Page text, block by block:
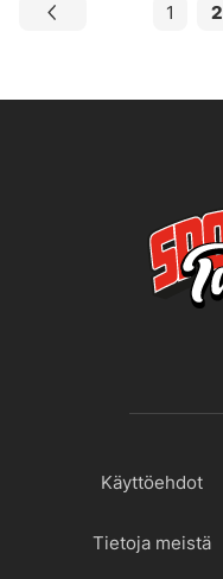
1 2
Käyttöehdot
Tietoja meistä